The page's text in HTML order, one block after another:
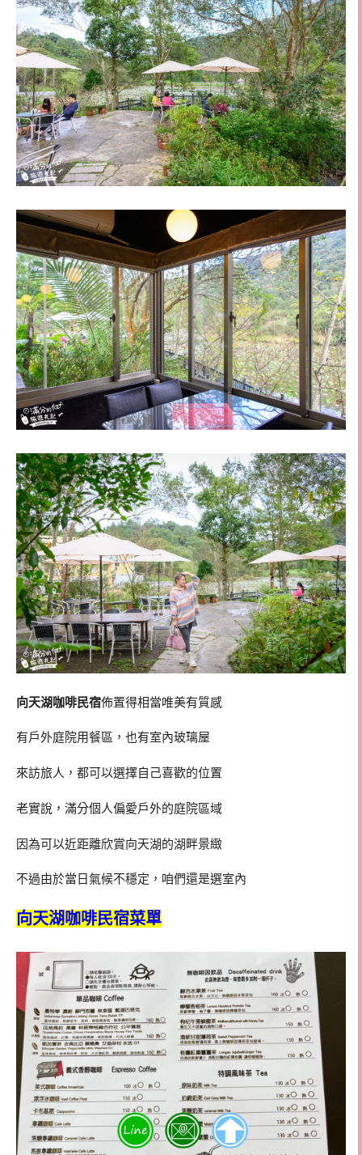
向天湖咖啡民宿佈置得相當唯美有質感
有戶外庭院用餐區，也有室內玻璃屋
來訪旅人，都可以選擇自己喜歡的位置
老實說，滿分個人偏愛戶外的庭院區域
因為可以近距離欣賞向天湖的湖畔景緻
不過由於當日氣候不穩定，咱們還是選室內
向天湖咖啡民宿菜單